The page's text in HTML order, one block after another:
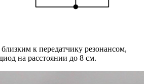
к передатчику резонансом,
на расстоянии до 8 см.